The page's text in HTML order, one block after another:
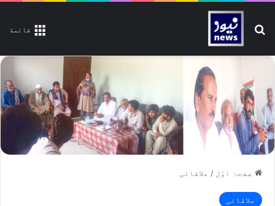
قائمة تلاش کیجیے
صفحۂ اوّل / علاقائی
علاقائی